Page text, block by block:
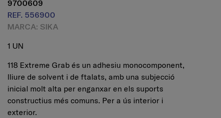
9700609
REF. 556900
MARCA: SIKA
1 UN
118 Extreme Grab és un adhesiu monocomponent,
lliure de solvent i de ftalats, amb una subjecció
inicial molt alta per enganxar en els suports
constructius més comuns. Per a ús interior i
exterior.